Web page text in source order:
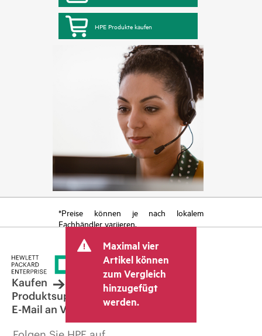
HPE Produkte kaufen
*Preise können je nach lokalem
Fachhändler variieren.
Maximal vier
Artikel können
zum Vergleich
hinzugefügt
werden.
Kaufen
Produktsupport
E-Mail an Vertrieb